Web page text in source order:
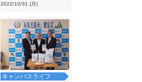
2022/10/31 (月)
キャンパスライフ